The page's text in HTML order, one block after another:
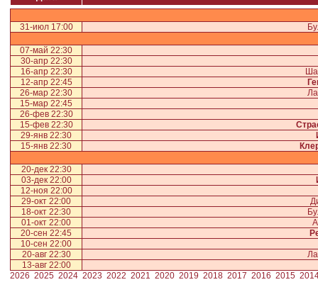
31-июл 17:00
07-май 22:30
30-апр 22:30
16-апр 22:30
12-апр 22:45
26-мар 22:30
15-мар 22:45
26-фев 22:30
15-фев 22:30
29-янв 22:30
15-янв 22:30
20-дек 22:30
03-дек 22:00
12-ноя 22:00
29-окт 22:00
18-окт 22:30
01-окт 22:00
20-сен 22:45
10-сен 22:00
20-авг 22:30
13-авг 22:00
2026 2025 2024 2023 2022 2021 2020 2019 2018 2017 2016 2015